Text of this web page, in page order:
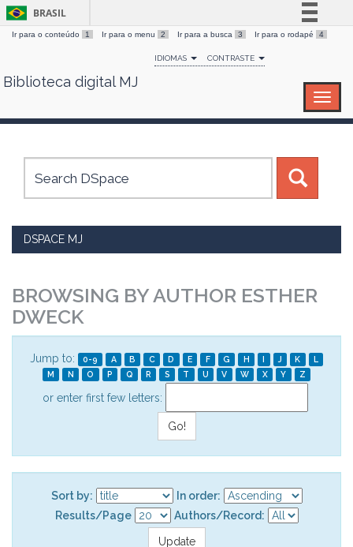
Skip
BRASIL
Simplifique!
Comunica BR
Canais
Ir para o conteúdo 1 Ir para o menu 2 Ir para a busca 3 Ir para o rodapé 4
IDIOMAS CONTRASTE
Biblioteca digital MJ
DSPACE MJ
BROWSING BY AUTHOR ESTHER
DWECK
Jump to: 0-9 A B C D E F G H I J K
L
M
N O P Q R S T U V W X Y Z
or enter first few letters:
Sort by:
In order:
Results/Page
Authors/Record: